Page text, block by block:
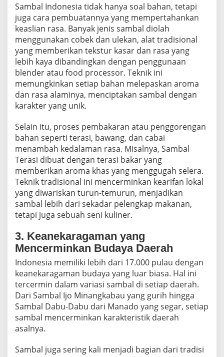
Sambal Indonesia tidak hanya soal bahan, tetapi
juga cara pembuatannya yang mempertahankan
keaslian rasa. Banyak jenis sambal diolah
menggunakan cobek dan ulekan, alat tradisional
yang memberikan tekstur kasar dan rasa yang
lebih kaya dibandingkan dengan penggunaan
blender atau food processor. Teknik ini
memungkinkan setiap bahan melepaskan aroma
dan rasa alaminya, menciptakan sambal dengan
karakter yang unik.
Selain itu, proses pembakaran atau penggorengan
bahan seperti terasi, bawang, dan cabai
menambah kedalaman rasa. Misalnya, Sambal
Terasi dibuat dengan terasi bakar yang
memberikan aroma khas yang menggugah selera.
Teknik tradisional ini mencerminkan kearifan lokal
yang diwariskan turun-temurun, menjadikan
sambal lebih dari sekadar pelengkap makanan,
tetapi juga sebuah seni kuliner.
3. Keanekaragaman yang
Mencerminkan Budaya Daerah
Indonesia memiliki lebih dari 17.000 pulau dengan
keanekaragaman budaya yang luar biasa. Hal ini
tercermin dalam variasi sambal di setiap daerah.
Dari Sambal Ijo Minangkabau yang gurih hingga
Sambal Dabu-Dabu dari Manado yang segar, setiap
sambal mencerminkan karakteristik daerah
asalnya.
Sambal juga sering kali menjadi bagian dari tradisi